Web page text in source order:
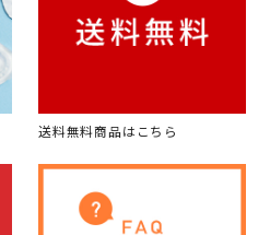
送料無料商品はこちら